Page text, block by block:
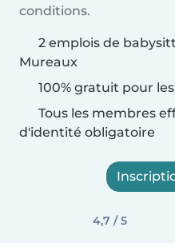
conditions.
2 emplois de
Mureaux
100% gratuit pour
Tous les membres
d'identité obligatoire
4,7 / 5